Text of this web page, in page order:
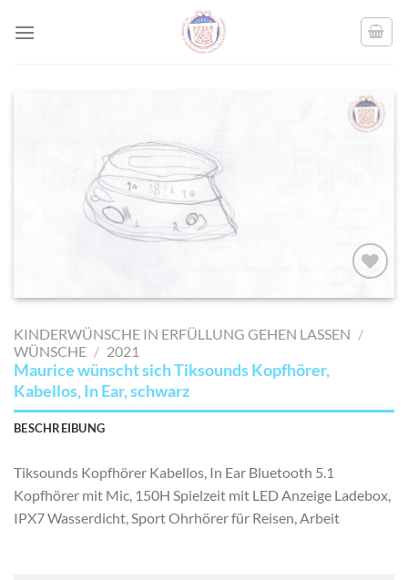
AUF MEINE
SETZEN
KINDERWÜNSCHE IN ERFÜLLUNG GEHEN LASSEN /
WÜNSCHE / 2021
Maurice wünscht sich Tiksounds Kopfhörer,
Kabellos, In Ear, schwarz
BESCHREIBUNG
Tiksounds Kopfhörer Kabellos, In Ear Bluetooth 5.1
Kopfhörer mit Mic, 150H Spielzeit mit LED Anzeige Ladebox,
IPX7 Wasserdicht, Sport Ohrhörer für Reisen, Arbeit